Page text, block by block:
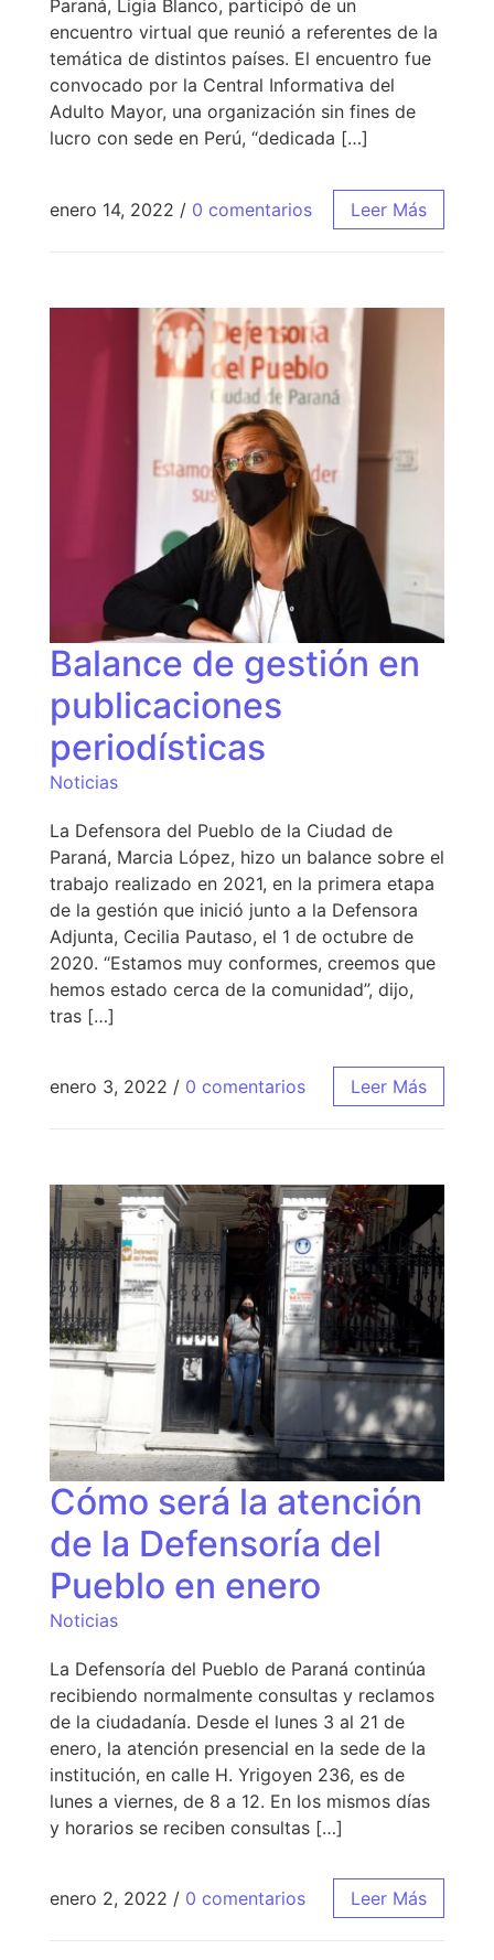
Paraná, Ligia Blanco, participó de un
encuentro virtual que reunió a referentes de la
temática de distintos países. El encuentro fue
convocado por la Central Informativa del
Adulto Mayor, una organización sin fines de
lucro con sede en Perú, “dedicada […]
enero 14, 2022 / 0 comentarios Leer Más
Balance de gestión en
publicaciones
periodísticas
Noticias
La Defensora del Pueblo de la Ciudad de
Paraná, Marcia López, hizo un balance sobre el
trabajo realizado en 2021, en la primera etapa
de la gestión que inició junto a la Defensora
Adjunta, Cecilia Pautaso, el 1 de octubre de
2020. “Estamos muy conformes, creemos que
hemos estado cerca de la comunidad”, dijo,
tras […]
enero 3, 2022 / 0 comentarios Leer Más
Cómo será la atención
de la Defensoría del
Pueblo en enero
Noticias
La Defensoría del Pueblo de Paraná continúa
recibiendo normalmente consultas y reclamos
de la ciudadanía. Desde el lunes 3 al 21 de
enero, la atención presencial en la sede de la
institución, en calle H. Yrigoyen 236, es de
lunes a viernes, de 8 a 12. En los mismos días
y horarios se reciben consultas […]
enero 2, 2022 / 0 comentarios Leer Más